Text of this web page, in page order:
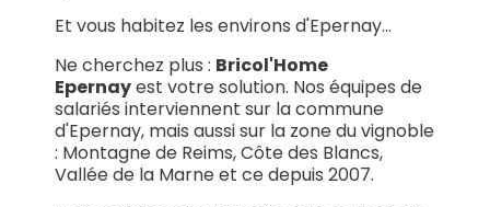
Et vous habitez les environs d'Epernay...
Ne cherchez plus : Bricol'Home
Epernayest votre solution. Nos équipes de
salariés interviennent sur la commune
d'Epernay, mais aussi sur la zone du vignoble
: Montagne de Reims, Côte des Blancs,
Vallée de la Marne et ce depuis 2007.